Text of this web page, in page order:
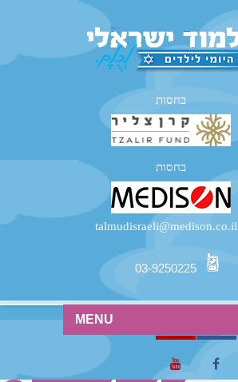
בחסות
בחסות
talmudisraeli@medison.co.il
03-9250225
MENU